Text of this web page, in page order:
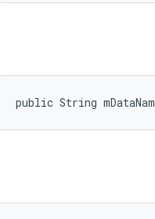
public String